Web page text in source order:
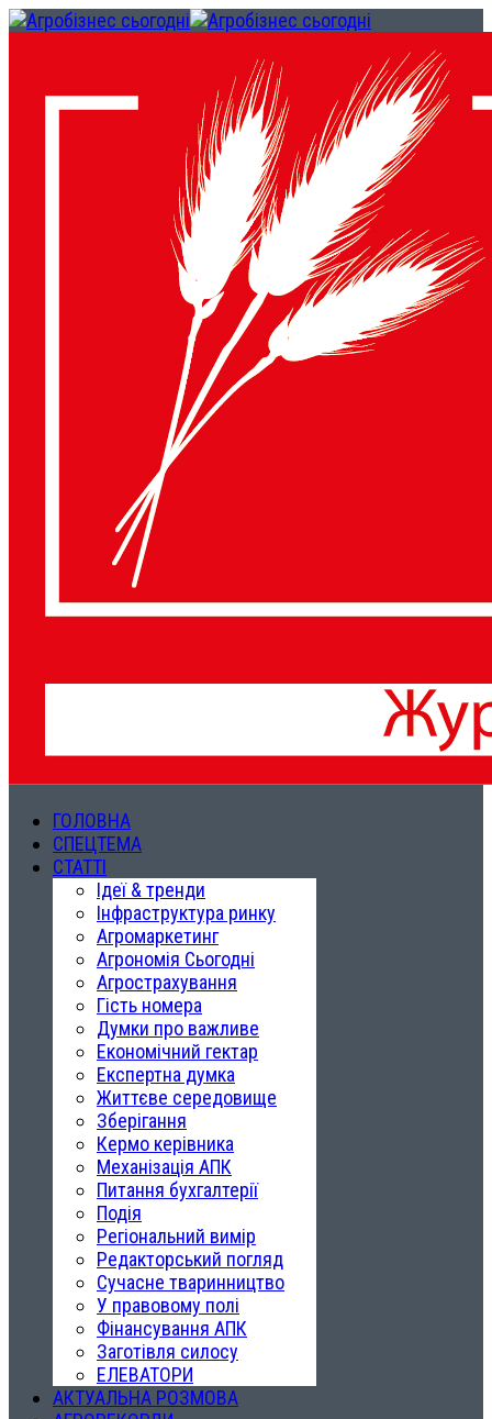
ГОЛОВНА
СПЕЦТЕМА
СТАТТІ
Ідеї & тренди
Інфраструктура ринку
Агромаркетинг
Агрономія Сьогодні
Агрострахування
Гість номера
Думки про важливе
Економічний гектар
Експертна думка
Життєве середовище
Зберігання
Кермо керівника
Механізація АПК
Питання бухгалтерії
Подія
Регіональний вимір
Редакторський погляд
Сучасне тваринництво
У правовому полі
Фінансування АПК
Заготівля силосу
ЕЛЕВАТОРИ
АКТУАЛЬНА РОЗМОВА